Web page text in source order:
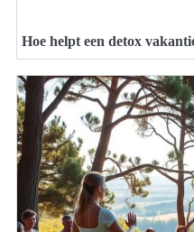
Hoe helpt een detox